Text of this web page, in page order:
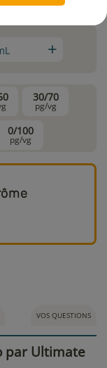
+
30/70
pg/vg
0/100
pg/vg
VOS QUESTIONS
par Ultimate